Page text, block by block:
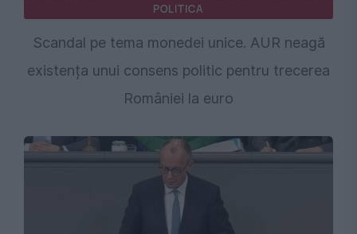
POLITICA
Scandal pe tema monedei unice. AUR neagă
existența unui consens politic pentru trecerea
României la euro